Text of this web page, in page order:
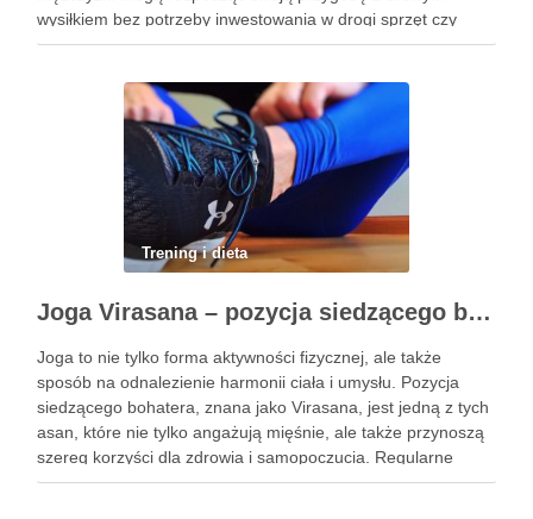
wysiłkiem bez potrzeby inwestowania w drogi sprzęt czy
dojazdy do siłowni. Regularne ćwiczenia, które można
Trening i dieta
Joga Virasana – pozycja siedzącego bohatera i jej korzyści
Joga to nie tylko forma aktywności fizycznej, ale także
sposób na odnalezienie harmonii ciała i umysłu. Pozycja
siedzącego bohatera, znana jako Virasana, jest jedną z tych
asan, które nie tylko angażują mięśnie, ale także przynoszą
szereg korzyści dla zdrowia i samopoczucia. Regularne
praktykowanie tej pozycji może poprawić elastyczność